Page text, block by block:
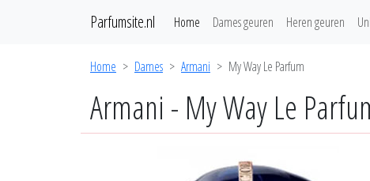
Parfumsite.nl Home Dames geuren Heren geuren
Home Dames Armani My Way Le Parfum
Armani - My Way Le